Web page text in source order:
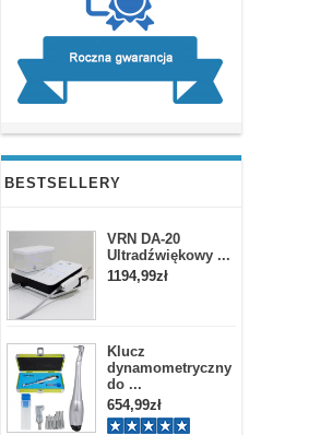
BESTSELLERY
VRN DA-20
Ultradźwiękowy ...
1194,99zł
Klucz
dynamometryczny
do ...
654,99zł